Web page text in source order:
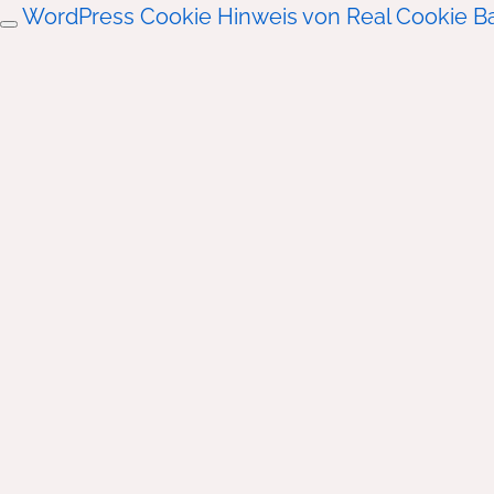
WordPress Cookie Hinweis von Real Cookie